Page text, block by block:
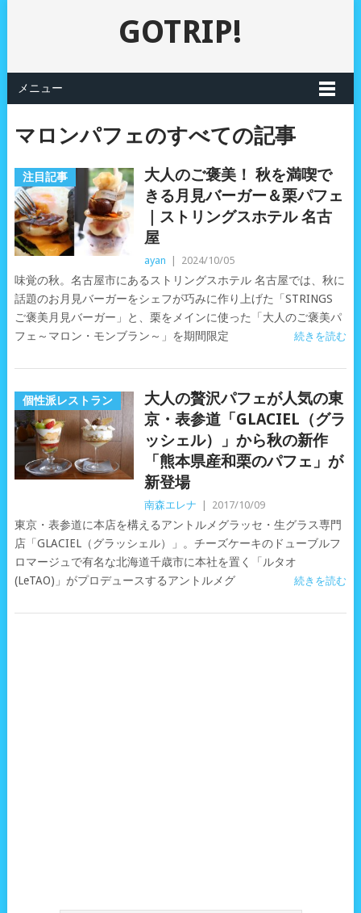
GOTRIP!
メニュー
マロンパフェのすべての記事
注目記事
大人のご褒美！ 秋を満喫で
きる月見バーガー＆栗パフェ
｜ストリングスホテル 名古
屋
ayan 2024/10/05
味覚の秋。名古屋市にあるストリングスホテル 名古屋では、秋に
話題のお月見バーガーをシェフが巧みに作り上げた「STRINGS
ご褒美月見バーガー」と、栗をメインに使った「大人のご褒美パ
フェ～マロン・モンブラン～」を期間限定
続きを読む
個性派レストラン
大人の贅沢パフェが人気の東
京・表参道「GLACIEL（グラ
ッシェル）」から秋の新作
「熊本県産和栗のパフェ」が
新登場
南森エレナ 2017/10/09
東京・表参道に本店を構えるアントルメグラッセ・生グラス専門
店「GLACIEL（グラッシェル）」。チーズケーキのドューブルフ
ロマージュで有名な北海道千歳市に本社を置く「ルタオ
(LeTAO)」がプロデュースするアントルメグ
続きを読む